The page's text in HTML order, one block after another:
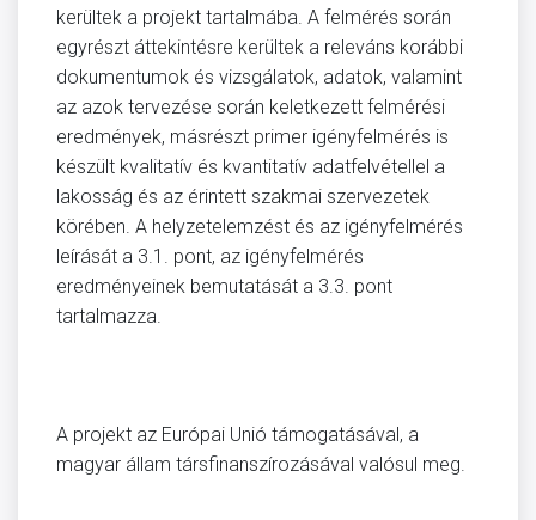
kerültek a projekt tartalmába. A felmérés során
egyrészt áttekintésre kerültek a releváns korábbi
dokumentumok és vizsgálatok, adatok, valamint
az azok tervezése során keletkezett felmérési
eredmények, másrészt primer igényfelmérés is
készült kvalitatív és kvantitatív adatfelvétellel a
lakosság és az érintett szakmai szervezetek
körében. A helyzetelemzést és az igényfelmérés
leírását a 3.1. pont, az igényfelmérés
eredményeinek bemutatását a 3.3. pont
tartalmazza.
A projekt az Európai Unió támogatásával, a
magyar állam társfinanszírozásával valósul meg.